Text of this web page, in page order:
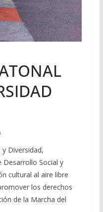
Diversidad,
Desarrollo Social y
cultural al aire libre
los derechos
de la Marcha del